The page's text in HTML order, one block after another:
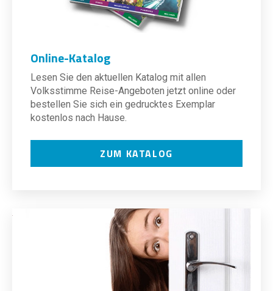
Online-Katalog
Lesen Sie den aktuellen Katalog mit allen
Volksstimme Reise-Angeboten jetzt online oder
bestellen Sie sich ein gedrucktes Exemplar
kostenlos nach Hause.
ZUM KATALOG